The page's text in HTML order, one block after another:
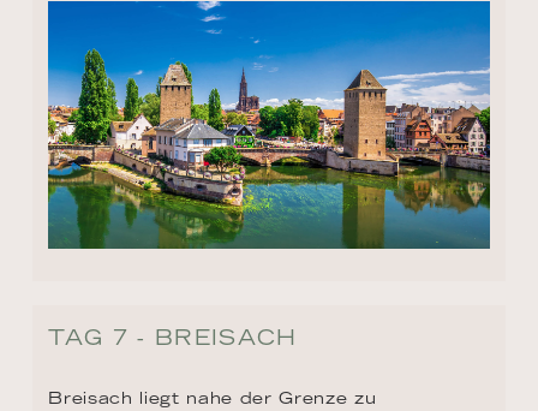
TAG 7 - BREISACH
Breisach liegt nahe der Grenze zu